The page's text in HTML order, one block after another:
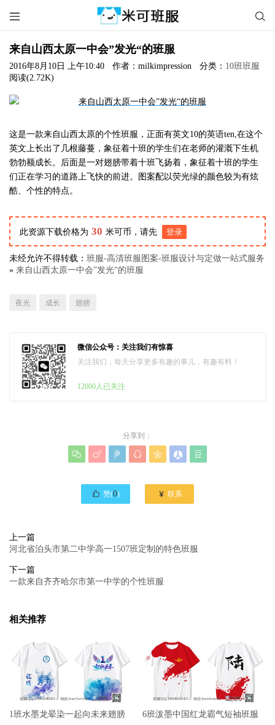
 
来自山西太原一中会”发光“的班服
2016年8月10日 上午10:40 作者：milkimpression 分类： 10班班服
阅读(2.72K)
这是一款来自山西太原的个性班服，正面有英文10的英语ten,在这个
英文上长出了几根藤蔓，象征着十班的学生们在老师的灌溉下生机
勃勃额成长。后面是一对翅膀带着十班飞扬着，象征着十班的学生
们正在学习的道路上飞快的前进。图案配以荧光绿的颜色较为有炫
酷、个性的特点。
此资源下载价格为 30 米可币，请先 登录
未经允许不得转载： 班服-高清班服图案-班服设计与定做一站式服务
» 来自山西太原一中会”发光“的班服
夜光 成长 翅膀
微信公众号：关注我们有惊喜
关注我们，每天分享更多有趣的事儿，有趣有料！
12000人已关注
分享到：
      
 赞(0)  联系
上一篇
河北省泊头市第二中学高一1507班定制的特色班服
下一篇
一款来自齐齐哈尔市第一中学的个性班服
相关推荐
1班水墨龙晕染一起向未来翅膀 6班泼墨中国红龙霸气短袖班服